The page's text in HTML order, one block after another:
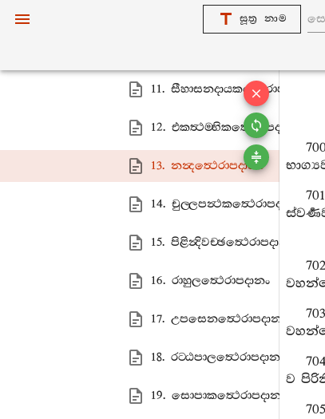
සූත්‍ර නාම
11. සීහාසනදායකත්‍ථෙරාපදානං
12. එකත්‍ථම‍්භිකත්‍ථෙරාපදානං
13. නන්‍දත්‍ථෙරාපදානං
14. චුල‍්ලපන්‍ථකත්‍ථෙරාපදානං
15. පිළින්‍දිවච‍්ඡත්‍ථෙරාපදානං
16. රාහුලත්‍ථෙරාපදානං
17. උපසෙනත්‍ථෙරාපදානං
18. රට‍්ඨපාලත්‍ථෙරාපදානං
19. සොපාකත්‍ථෙරාපදානං
ව